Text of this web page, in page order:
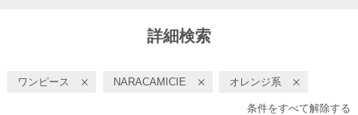
詳細検索
ワンピース NARACAMICIE オレンジ系
条件をすべて解除する